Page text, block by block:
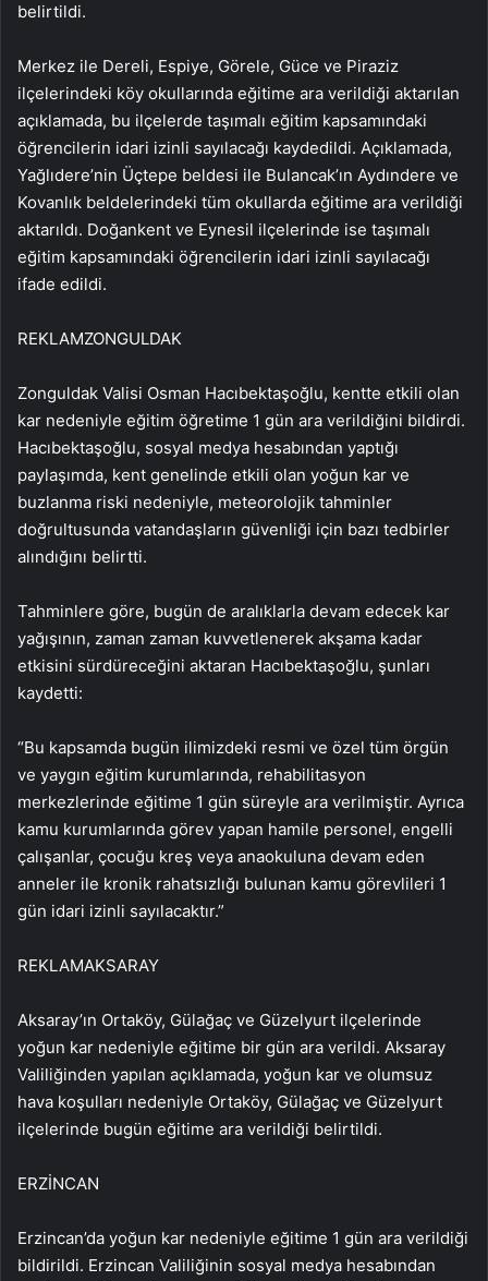
belirtildi.
Merkez ile Dereli, Espiye, Görele, Güce ve Piraziz
ilçelerindeki köy okullarında eğitime ara verildiği aktarılan
açıklamada, bu ilçelerde taşımalı eğitim kapsamındaki
öğrencilerin idari izinli sayılacağı kaydedildi. Açıklamada,
Yağlıdere’nin Üçtepe beldesi ile Bulancak’ın Aydındere ve
Kovanlık beldelerindeki tüm okullarda eğitime ara verildiği
aktarıldı. Doğankent ve Eynesil ilçelerinde ise taşımalı
eğitim kapsamındaki öğrencilerin idari izinli sayılacağı
ifade edildi.
REKLAMZONGULDAK
Zonguldak Valisi Osman Hacıbektaşoğlu, kentte etkili olan
kar nedeniyle eğitim öğretime 1 gün ara verildiğini bildirdi.
Hacıbektaşoğlu, sosyal medya hesabından yaptığı
paylaşımda, kent genelinde etkili olan yoğun kar ve
buzlanma riski nedeniyle, meteorolojik tahminler
doğrultusunda vatandaşların güvenliği için bazı tedbirler
alındığını belirtti.
Tahminlere göre, bugün de aralıklarla devam edecek kar
yağışının, zaman zaman kuvvetlenerek akşama kadar
etkisini sürdüreceğini aktaran Hacıbektaşoğlu, şunları
kaydetti:
“Bu kapsamda bugün ilimizdeki resmi ve özel tüm örgün
ve yaygın eğitim kurumlarında, rehabilitasyon
merkezlerinde eğitime 1 gün süreyle ara verilmiştir. Ayrıca
kamu kurumlarında görev yapan hamile personel, engelli
çalışanlar, çocuğu kreş veya anaokuluna devam eden
anneler ile kronik rahatsızlığı bulunan kamu görevlileri 1
gün idari izinli sayılacaktır.”
REKLAMAKSARAY
Aksaray’ın Ortaköy, Gülağaç ve Güzelyurt ilçelerinde
yoğun kar nedeniyle eğitime bir gün ara verildi. Aksaray
Valiliğinden yapılan açıklamada, yoğun kar ve olumsuz
hava koşulları nedeniyle Ortaköy, Gülağaç ve Güzelyurt
ilçelerinde bugün eğitime ara verildiği belirtildi.
ERZİNCAN
Erzincan’da yoğun kar nedeniyle eğitime 1 gün ara verildiği
bildirildi. Erzincan Valiliğinin sosyal medya hesabından